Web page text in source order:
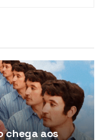
chega aos